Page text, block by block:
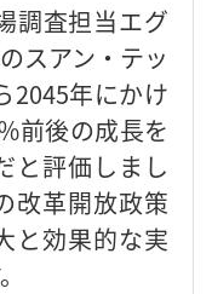
調査担当エグ
スアン・テッ
2045年にかけ
前後の成長を
と評価しまし
改革開放政策
と効果的な実